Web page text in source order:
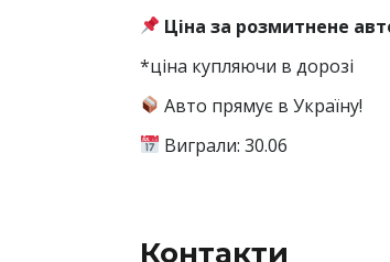
Ціна за розмитнене
*ціна купляючи в дорозі
Авто прямує в Україну!
Виграли: 30.06
Контакти